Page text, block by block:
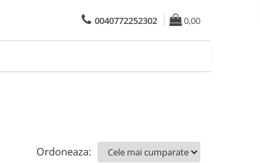
0040772252302 0,00
Ordoneaza: